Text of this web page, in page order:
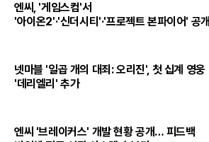
엔씨, '게임스컴'서
'아이온2'·'신더시티'·'프로젝트 본파이어' 공개
넷마블 '일곱 개의 대죄: 오리진', 첫 십계 영웅
'데리엘리' 추가
엔씨 '브레이커스' 개발 현황 공개… 피드백